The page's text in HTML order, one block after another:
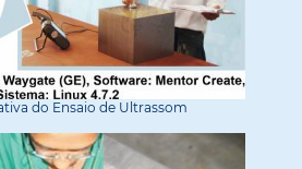
do Ensaio de Ultrassom